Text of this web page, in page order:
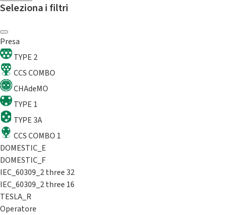
Seleziona i filtri
Presa
TYPE 2
CCS COMBO
CHAdeMO
TYPE 1
TYPE 3A
CCS COMBO 1
DOMESTIC_E
DOMESTIC_F
IEC_60309_2 three 32
IEC_60309_2 three 16
TESLA_R
Operatore